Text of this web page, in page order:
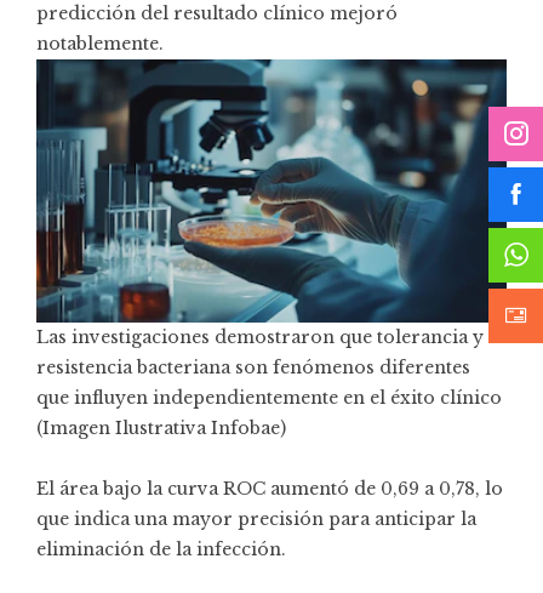
predicción del resultado clínico mejoró
notablemente.
Las investigaciones demostraron que tolerancia y
resistencia bacteriana son fenómenos diferentes
que influyen independientemente en el éxito clínico
(Imagen Ilustrativa Infobae)
El área bajo la curva ROC aumentó de 0,69 a 0,78, lo
que indica una mayor precisión para anticipar la
eliminación de la infección.